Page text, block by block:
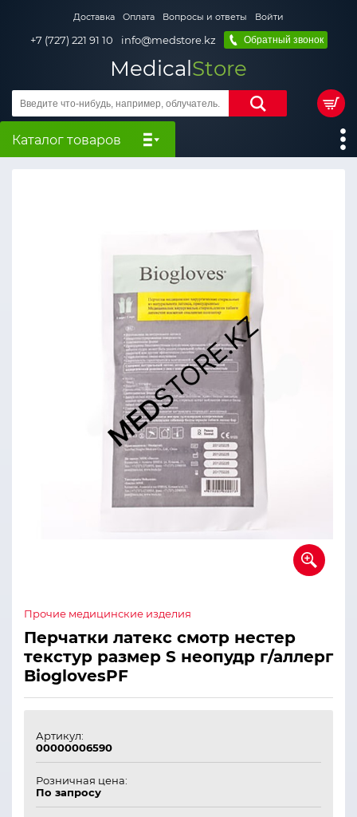
Доставка Оплата Вопросы и ответы Войти
+7 (727) 221 91 10 info@medstore.kz Обратный звонок
MedicalStore
Каталог товаров
Прочие медицинские изделия
Перчатки латекс смотр нестер
текстур размер S неопудр г/аллерг
BioglovesPF
Артикул:
00000006590
Розничная цена:
По запросу